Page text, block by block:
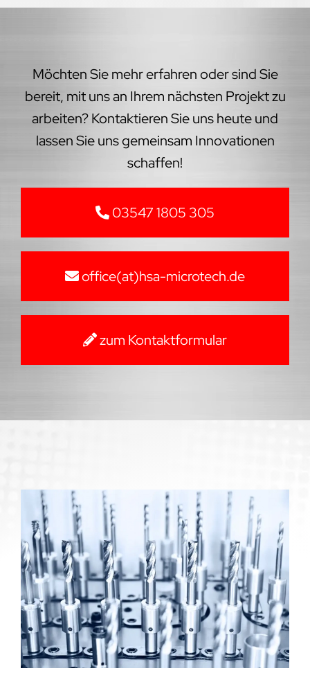
Möchten Sie mehr erfahren oder sind Sie
bereit, mit uns an Ihrem nächsten Projekt zu
arbeiten? Kontaktieren Sie uns heute und
lassen Sie uns gemeinsam Innovationen
schaffen!
03547 1805 305
office(at)hsa-microtech.de
zum Kontaktformular